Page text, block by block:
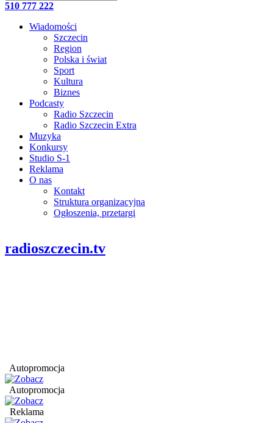
510 777 222
Wiadomości
Szczecin
Region
Polska i świat
Sport
Kultura
Biznes
Podcasty
Radio Szczecin
Radio Szczecin Extra
Muzyka
Konkursy
Studio S-1
Reklama
O nas
Kontakt
Struktura organizacyjna
Ogłoszenia, przetargi
radioszczecin.tv
Autopromocja
Autopromocja
Reklama